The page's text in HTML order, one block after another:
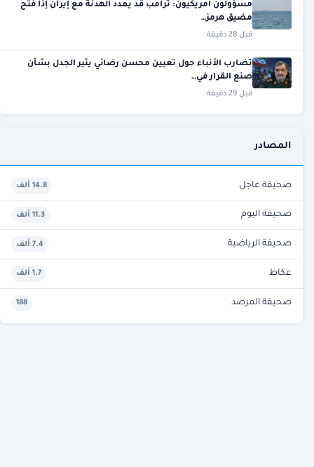
مسؤولون أمريكيون: ترامب قد يمدد الهدنة مع إيران إذا فتح
مضيق هرمز…
قبل 28 دقيقة
تضارب الأنباء حول تعيين محسن رضائي يثير الجدل بشأن
صنع القرار في…
قبل 29 دقيقة
المصادر
صحيفة عاجل 14.8 ألف
صحيفة اليوم 11.3 ألف
صحيفة الرياضية 7.4 ألف
عكاظ 1.7 ألف
صحيفة المرصد 188